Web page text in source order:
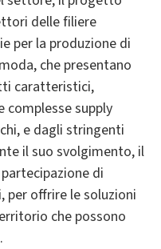
delle filiere
per la produzione di
che presentano
caratteristici,
complesse supply
e dagli stringenti
il suo svolgimento, il
di
offrire le soluzioni
che possono